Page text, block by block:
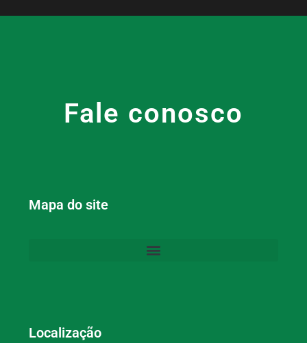
Fale conosco
Mapa do site
Localização